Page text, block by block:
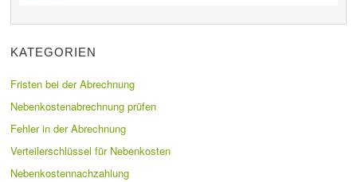
KATEGORIEN
Fristen bei der Abrechnung
Nebenkostenabrechnung prüfen
Fehler in der Abrechnung
Verteilerschlüssel für Nebenkosten
Nebenkostennachzahlung